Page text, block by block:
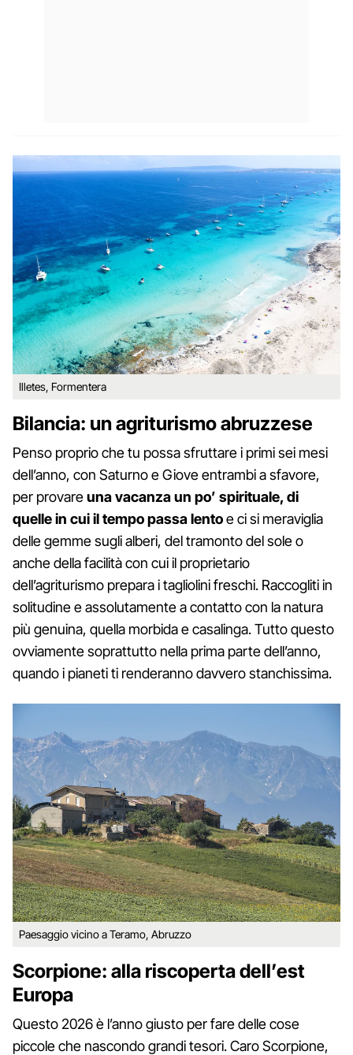
Illetes, Formentera
Bilancia: un agriturismo abruzzese
Penso proprio che tu possa sfruttare i primi sei mesi
dell’anno, con Saturno e Giove entrambi a sfavore,
per provareuna vacanza un po’ spirituale, di
quelle in cui il tempo passa lentoe ci si meraviglia
delle gemme sugli alberi, del tramonto del sole o
anche della facilità con cui il proprietario
dell’agriturismo prepara i tagliolini freschi. Raccogliti in
solitudine e assolutamente a contatto con la natura
più genuina, quella morbida e casalinga. Tutto questo
ovviamente soprattutto nella prima parte dell’anno,
quando i pianeti ti renderanno davvero stanchissima.
Paesaggio vicino a Teramo, Abruzzo
Scorpione: alla riscoperta dell’est
Europa
Questo 2026 è l’anno giusto per fare delle cose
piccole che nascondo grandi tesori. Caro Scorpione,